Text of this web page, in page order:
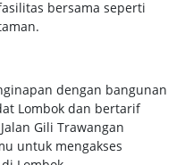
bersama seperti
dengan bangunan
Lombok dan bertarif
Gili Trawangan
untuk mengakses